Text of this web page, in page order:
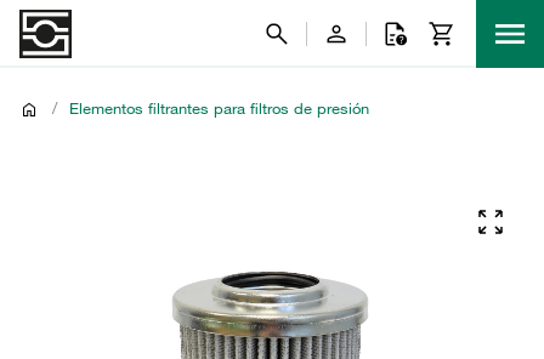
/ Elementos filtrantes para filtros de presión